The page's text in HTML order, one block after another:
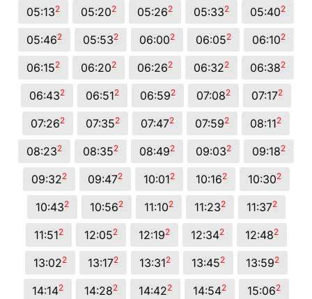
05:132 05:202 05:262 05:332 05:402
05:462 05:532 06:002 06:052 06:102
06:152 06:202 06:262 06:322 06:382
06:432 06:512 06:592 07:082 07:172
07:262 07:352 07:472 07:592 08:112
08:232 08:352 08:492 09:032 09:182
09:322 09:472 10:012 10:162 10:302
10:432 10:562 11:102 11:232 11:372
11:512 12:052 12:192 12:342 12:482
13:022 13:172 13:312 13:452 13:592
14:142 14:282 14:422 14:542 15:062